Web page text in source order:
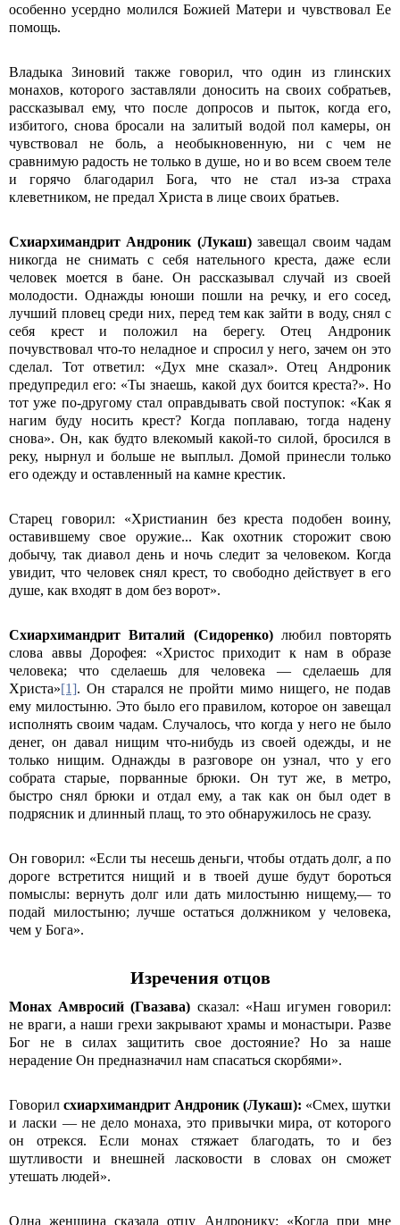
особенно усердно молился Божией Матери и чувствовал Ее
помощь.
Владыка Зиновий также говорил, что один из глинских
монахов, которого заставляли доносить на своих собратьев,
рассказывал ему, что после допросов и пыток, когда его,
избитого, снова бросали на залитый водой пол камеры, он
чувствовал не боль, а необыкновенную, ни с чем не
сравнимую радость не только в душе, но и во всем своем теле
и горячо благодарил Бога, что не стал из-за страха
клеветником, не предал Христа в лице своих братьев.
Схиархимандрит Андроник (Лукаш)завещал своим чадам
никогда не снимать с себя нательного креста, даже если
человек моется в бане. Он рассказывал случай из своей
молодости. Однажды юноши пошли на речку, и его сосед,
лучший пловец среди них, перед тем как зайти в воду, снял с
себя крест и положил на берегу. Отец Андроник
почувствовал что-то неладное и спросил у него, зачем он это
сделал. Тот ответил: «Дух мне сказал». Отец Андроник
предупредил его: «Ты знаешь, какой дух боится креста?». Но
тот уже по-другому стал оправдывать свой поступок: «Как я
нагим буду носить крест? Когда поплаваю, тогда надену
снова». Он, как будто влекомый какой-то силой, бросился в
реку, нырнул и больше не выплыл. Домой принесли только
его одежду и оставленный на камне крестик.
Старец говорил: «Христианин без креста подобен воину,
оставившему свое оружие... Как охотник сторожит свою
добычу, так диавол день и ночь следит за человеком. Когда
увидит, что человек снял крест, то свободно действует в его
душе, как входят в дом без ворот».
Схиархимандрит Виталий (Сидоренко)любил повторять
слова аввы Дорофея: «Христос приходит к нам в образе
человека; что сделаешь для человека — сделаешь для
Христа»[1]. Он старался не пройти мимо нищего, не подав
ему милостыню. Это было его правилом, которое он завещал
исполнять своим чадам. Случалось, что когда у него не было
денег, он давал нищим что-нибудь из своей одежды, и не
только нищим. Однажды в разговоре он узнал, что у его
собрата старые, порванные брюки. Он тут же, в метро,
быстро снял брюки и отдал ему, а так как он был одет в
подрясник и длинный плащ, то это обнаружилось не сразу.
Он говорил: «Если ты несешь деньги, чтобы отдать долг, а по
дороге встретится нищий и в твоей душе будут бороться
помыслы: вернуть долг или дать милостыню нищему,— то
подай милостыню; лучше остаться должником у человека,
чем у Бога».
Изречения отцов
Монах Амвросий (Гвазава) сказал: «Наш игумен говорил:
не враги, а наши грехи закрывают храмы и монастыри. Разве
Бог не в силах защитить свое достояние? Но за наше
нерадение Он предназначил нам спасаться скорбями».
Говорил схиархимандрит Андроник (Лукаш): «Смех, шутки
и ласки — не дело монаха, это привычки мира, от которого
он отрекся. Если монах стяжает благодать, то и без
шутливости и внешней ласковости в словах он сможет
утешать людей».
Одна женщина сказала отцу Андронику: «Когда при мне